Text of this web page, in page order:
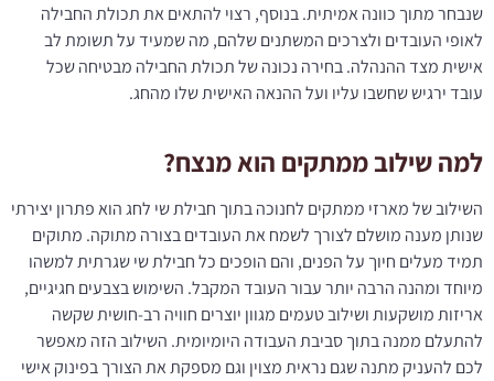
שנבחר מתוך כוונה אמיתית. בנוסף, רצוי להתאים את תכולת החבילה
לאופי העובדים ולצרכים המשתנים שלהם, מה שמעיד על תשומת לב
אישית מצד ההנהלה. בחירה נכונה של תכולת החבילה מבטיחה שכל
עובד ירגיש שחשבו עליו ועל ההנאה האישית שלו מהחג.
למה שילוב ממתקים הוא מנצח?
השילוב של מארזי ממתקים לחנוכה בתוך חבילת שי לחג הוא פתרון יצירתי
שנותן מענה מושלם לצורך לשמח את העובדים בצורה מתוקה. מתוקים
תמיד מעלים חיוך על הפנים, והם הופכים כל חבילת שי שגרתית למשהו
מיוחד ומהנה הרבה יותר עבור העובד המקבל. השימוש בצבעים חגיגיים,
אריזות מושקעות ושילוב טעמים מגוון יוצרים חוויה רב-חושית שקשה
להתעלם ממנה בתוך סביבת העבודה היומיומית. השילוב הזה מאפשר
לכם להעניק מתנה שגם נראית מצוין וגם מספקת את הצורך בפינוק אישי